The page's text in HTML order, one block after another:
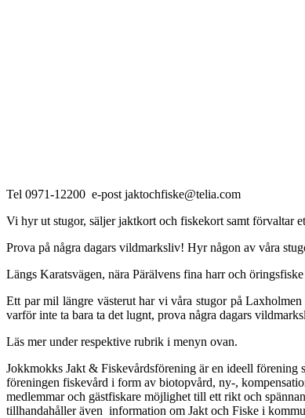
Tel 0971-12200 e-post jaktochfiske@telia.com
Vi hyr ut stugor, säljer jaktkort och fiskekort samt förvaltar
Prova på några dagars vildmarksliv! Hyr någon av våra
Längs Karatsvägen, nära Pärälvens fina harr och
Ett par mil längre västerut har vi våra stugor på
varför inte ta bara ta det lugnt, prova några dagars
Läs mer under respektive rubrik i menyn ovan.
Jokkmokks Jakt & Fiskevårdsförening är en ideell förening
föreningen fiskevård i form av biotopvård, ny-,
medlemmar och gästfiskare möjlighet till ett rikt och
tillhandahåller även information om Jakt och Fiske i